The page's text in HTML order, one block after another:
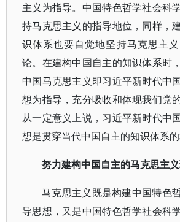
主义为指导。中国特色哲学社会科
持马克思主义的指导地位，同样，
识体系也要自觉地坚持马克思主
论。在建构中国自主的知识体系时
中国马克思主义即习近平新时代中
想为指导，充分吸收和体现我们党
从一定意义上说，习近平新时代中
想是贯穿当代中国自主的知识体系的
努力建构中国自主的马克思主
马克思主义既是构建中国特色
导思想，又是中国特色哲学社会科